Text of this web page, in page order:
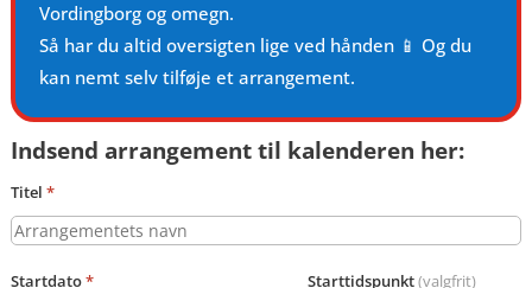
Vordingborg og omegn.
Så har du altid oversigten lige ved hånden 📱 Og du
kan nemt selv tilføje et arrangement.
Indsend arrangement til kalenderen her:
Titel *
Startdato* Starttidspunkt(valgfrit)